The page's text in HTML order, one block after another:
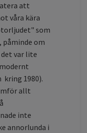
att
våra kära
som
påminde om
var lite
1980).
allt
inte
annorlunda i